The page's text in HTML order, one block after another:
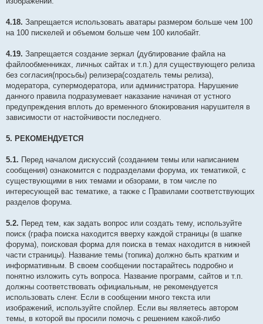
4.18. Запрещается использовать аватары размером больше чем 100
на 100 пискелей и объемом больше чем 100 килобайт.
4.19. Запрещается создание зеркал (дублирование файла на
файлообменниках, личных сайтах и т.п.) для существующего релиза
без согласия(просьбы) релизера(создатель темы релиза),
модератора, супермодератора, или администратора. Нарушение
данного правила подразумевает наказание начиная от устного
предупреждения вплоть до временного блокирования нарушителя в
зависимости от настойчивости последнего.
5. РЕКОМЕНДУЕТСЯ
5.1. Перед началом дискуссий (созданием темы или написанием
сообщения) ознакомится с подразделами форума, их тематикой, с
существующими в них темами и обзорами, в том числе по
интересующей вас тематике, а также с Правилами соответствующих
разделов форума.
5.2. Перед тем, как задать вопрос или создать тему, используйте
поиск (графа поиска находится вверху каждой страницы (в шапке
форума), поисковая форма для поиска в темах находится в нижней
части страницы). Название темы (топика) должно быть кратким и
информативным. В своем сообщении постарайтесь подробно и
понятно изложить суть вопроса. Название программ, сайтов и т.п.
должны соответствовать официальным, не рекомендуется
использовать сленг. Если в сообщении много текста или
изображений, используйте спойлер. Если вы являетесь автором
темы, в которой вы просили помочь с решением какой-либо